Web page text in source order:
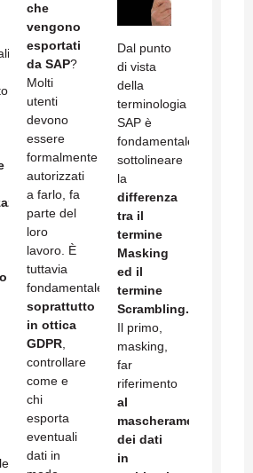
che
vengono
esportati
da SAP?
Molti
utenti
devono
essere
formalmente
autorizzati
a farlo, fa
parte del
loro
lavoro. È
tuttavia
fondamentale,
soprattutto
in ottica
GDPR,
controllare
come e
chi
esporta
eventuali
dati in
Dal punto
di vista
della
terminologia
SAP è
fondamentale
sottolineare
la
differenza
tra il
termine
Masking
ed il
termine
Scrambling.
Il primo,
masking,
far
riferimento
al
mascheramento
dei dati
in